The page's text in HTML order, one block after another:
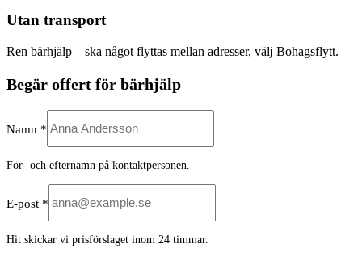
Utan transport
Ren bärhjälp – ska något flyttas mellan adresser, välj Bohagsflytt.
Begär offert för bärhjälp
Namn *
För- och efternamn på kontaktpersonen.
E-post *
Hit skickar vi prisförslaget inom 24 timmar.